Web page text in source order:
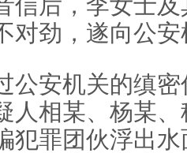
对劲，遂向公
安机关的缜密
人相某、杨某
犯罪团伙浮出